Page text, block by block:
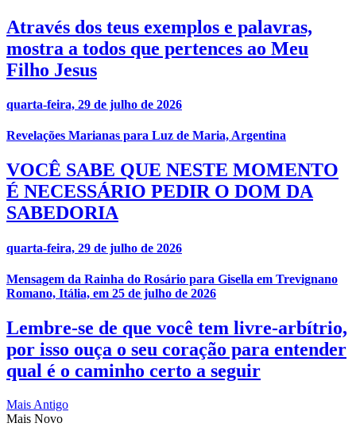
Através dos teus exemplos e palavras,
mostra a todos que pertences ao Meu
Filho Jesus
quarta-feira, 29 de julho de 2026
Revelações Marianas para Luz de Maria, Argentina
VOCÊ SABE QUE NESTE MOMENTO
É NECESSÁRIO PEDIR O DOM DA
SABEDORIA
quarta-feira, 29 de julho de 2026
Mensagem da Rainha do Rosário para Gisella em Trevignano
Romano, Itália, em 25 de julho de 2026
Lembre-se de que você tem livre-arbítrio,
por isso ouça o seu coração para entender
qual é o caminho certo a seguir
Mais Antigo
Mais Novo